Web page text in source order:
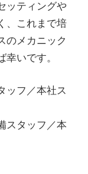
ッティングや
、これまで培
のメカニック
いです。
ッフ／本社ス
スタッフ／本